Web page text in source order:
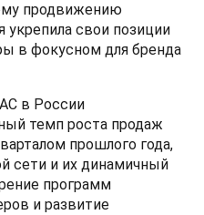
T9 Пикап
RF8 Минивэн
от 4 774 000 ₽*
продвижению
укрепила свои позиции
в фокусном для бренда
в России
темп роста продаж
прошлого года,
сети и их динамичный
программ
и развитие